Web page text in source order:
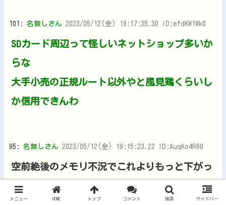
101: 名無しさん 2023/05/12(金) 19:17:35.30 ID:efdKW1Wk0
SDカード周辺って怪しいネットショップ多いか
らな
大手小売の正規ルート以外やと風見鶏くらいし
か信用できんわ
95: 名無しさん 2023/05/12(金) 19:15:23.22 ID:AuqKo4R60
空前絶後のメモリ不況でこれよりもっと下がっ
てるだろボケ
メニュー HOME トップ コメント 検索 サイドバー